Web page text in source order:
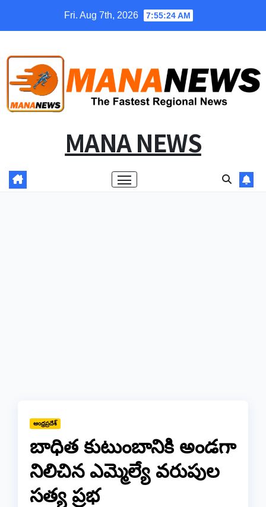
Fri. Aug 7th, 2026 7:55:25 AM
MANA NEWS
ఆంధ్రప్రదేశ్
బాధిత కుటుంబానికి అండగా
నిలిచిన ఎమ్మెల్యే వరుపుల
సత్య ప్రభ